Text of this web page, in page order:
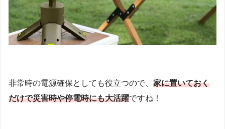
非常時の電源確保としても役立つので、 家に置いておく
だけで災害時や停電時にも大活躍ですね！